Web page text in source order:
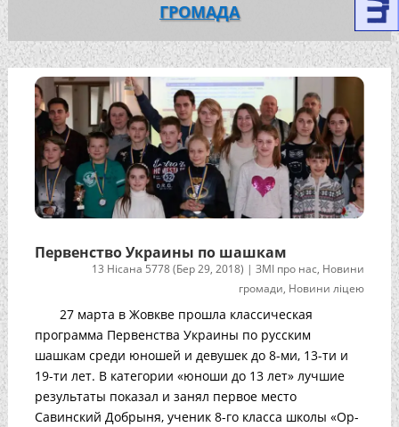
ГРОМАДА
Первенство Украины по шашкам
13 Нісана 5778 (Бер 29, 2018) |ЗМІ про нас, Новини
громади, Новини ліцею
27 марта в Жовкве прошла классическая
программа Первенства Украины по русским
шашкам среди юношей и девушек до 8-ми, 13-ти и
19-ти лет. В категории «юноши до 13 лет» лучшие
результаты показал и занял первое место
Савинский Добрыня, ученик 8-го класса школы «Ор-